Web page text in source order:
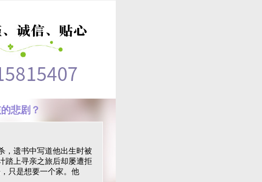
悲剧？
遗书中写道他出生时被
踏上寻亲之旅后却屡遭拒
只是想要一个家。他